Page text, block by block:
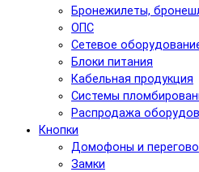
Бронежилеты,
ОПС
Сетевое
Блоки питания
Кабельная продукция
Системы
Распродажа
Кнопки
Домофоны и
Замки